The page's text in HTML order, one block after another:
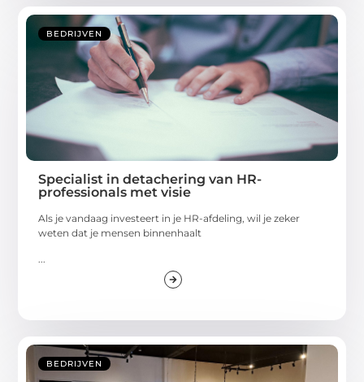
BEDRIJVEN
Specialist in detachering van HR-
professionals met visie
Als je vandaag investeert in je HR-afdeling, wil je zeker
weten dat je mensen binnenhaalt
BEDRIJVEN